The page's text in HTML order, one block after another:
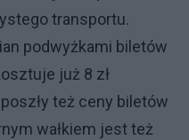
transportu.
podwyżkami biletów
już 8 zł
też ceny biletów
wałkiem jest też